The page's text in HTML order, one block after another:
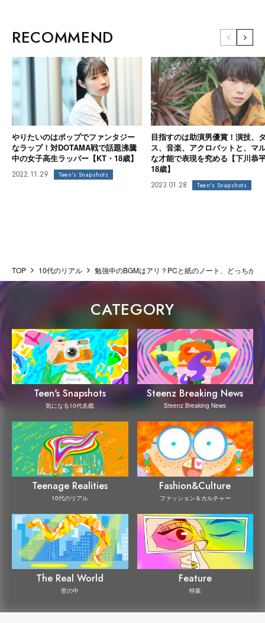
RECOMMEND
やりたいのはポップでファンタジー
なラップ！対DOTAMA戦で話題沸騰
中の女子高生ラッパー【KT・18歳】
2022.11.29 Teen's Snapshots
目指すのは助演男優賞！演技、
ス、音楽、アクロバットと、マ
な才能で表現を究める【下川恭
18歳】
2023.01.28 Teen's Snapshots
TOP 10代のリアル 勉強中のBGMはアリ？PCと紙のノート、どっちが
CATEGORY
Teen's Snapshots
気になる10代名鑑
Steenz Breaking News
Steenz Breaking News
Teenage Realities
10代のリアル
Fashion&Culture
ファッション＆カルチャー
The Real World
世の中
Feature
特集